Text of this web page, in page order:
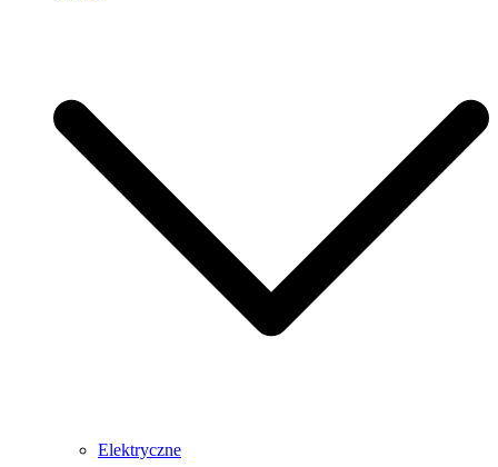
Elektryczne